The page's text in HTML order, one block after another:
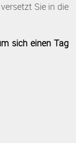
Sie in die
sich einen Tag